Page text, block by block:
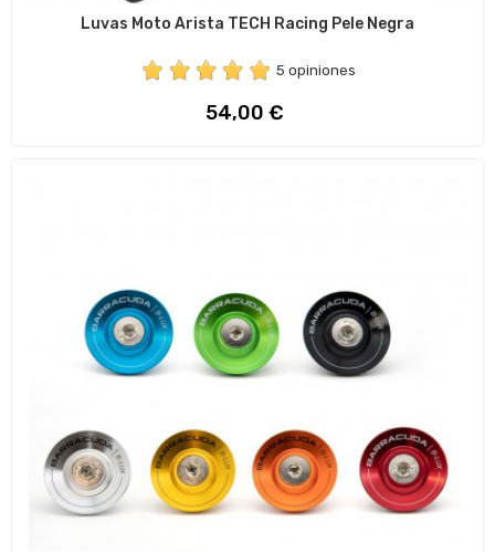
Luvas Moto Arista TECH Racing Pele Negra
5 opiniones
Preço
54,00 €